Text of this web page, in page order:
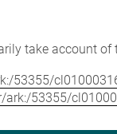
take account of
53355/
ark:/53355/